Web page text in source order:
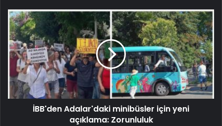
İBB'den Adalar'daki minibüsler için yeni
açıklama: Zorunluluk